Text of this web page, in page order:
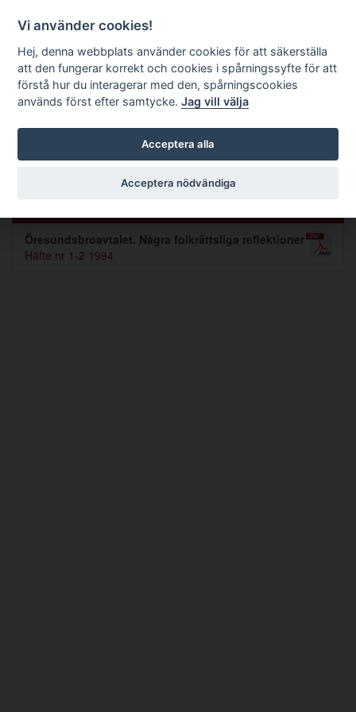
Förvaltningsrättslig tidskrift
Sök
Said Mahmoudi
Öresundsbroavtalet. Några folkrättsliga reflektioner
Häfte nr 1-2 1994
Vi använder cookies!
Hej, denna webbplats använder cookies för att säkerställa
att den fungerar korrekt och cookies i spårningssyfte för att
förstå hur du interagerar med den, spårningscookies
används först efter samtycke.Jag vill välja
Acceptera alla
Acceptera nödvändiga